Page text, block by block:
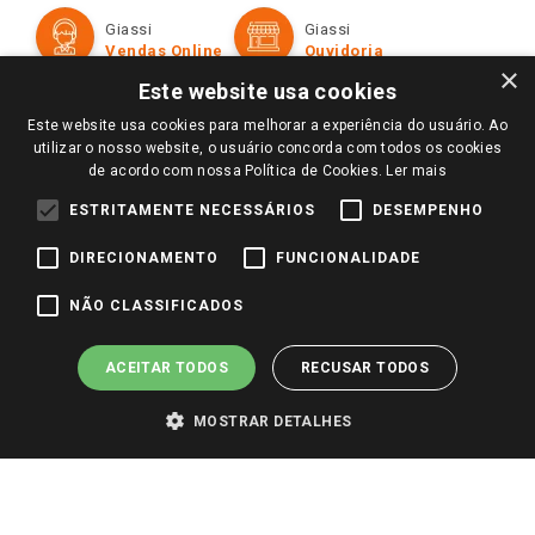
Televendas
Perguntas frequentes
Trabalhe Conosco
Identidade Visual
Formas de Pagamento
Políticas de entrega
Trocas e Devoluções
Giassi
Vendas Online
Giassi
Ouvidoria
Redes Sociais
Pagamento e Segurança
×
Este website usa cookies
Este website usa cookies para melhorar a experiência do usuário. Ao
utilizar o nosso website, o usuário concorda com todos os cookies
de acordo com nossa Política de Cookies. Ler mais
ESTRITAMENTE NECESSÁRIOS DESEMPENHO
DIRECIONAMENTO FUNCIONALIDADE
NÃO CLASSIFICADOS
ACEITAR TODOS RECUSAR TODOS
MOSTRAR DETALHES